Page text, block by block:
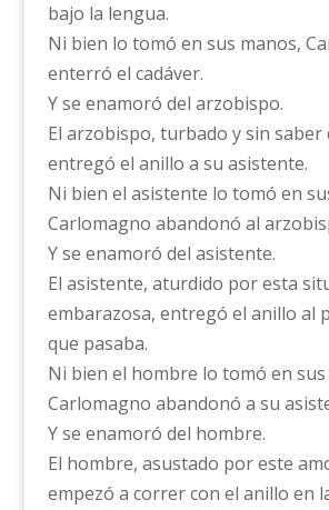
bajo la lengua.
Ni bien lo tomó en sus manos,
enterró el cadáver.
Y se enamoró del arzobispo.
El arzobispo, turbado y sin saber
entregó el anillo a su asistente.
Ni bien el asistente lo tomó en
Carlomagno abandonó al
Y se enamoró del asistente.
El asistente, aturdido por esta
embarazosa, entregó el anillo al
que pasaba.
Ni bien el hombre lo tomó en sus
Carlomagno abandonó a su
Y se enamoró del hombre.
El hombre, asustado por este
empezó a correr con el anillo en